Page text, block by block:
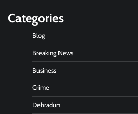
Categories
Blog
Breaking News
Business
Crime
Dehradun